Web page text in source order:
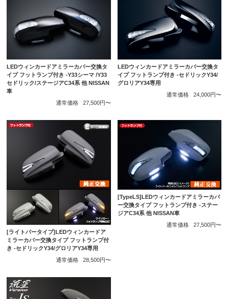
LEDウィンカードアミラーカバー交換タ
イプ フットランプ付き -Y33シーマ /Y33
セドリック/ステージアC34系 他 NISSAN
車
通常価格
27,500円〜
LEDウィンカードアミラーカバー交換タ
イプ フットランプ付き -セドリックY34/
グロリアY34専用
通常価格
24,000円〜
[ライトバータイプ]LEDウィンカードア
ミラーカバー交換タイプ フットランプ付
き -セドリックY34/グロリアY34専用
通常価格
28,500円〜
[TypeLS]LEDウィンカードアミラーカバ
ー交換タイプ フットランプ付き -ステー
ジアC34系 他 NISSAN車
通常価格
27,500円〜